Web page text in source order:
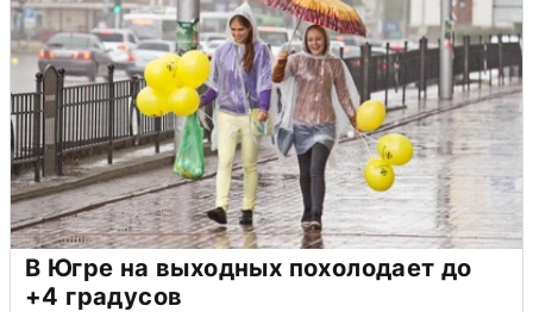
В Югре на выходных похолодает до
+4 градусов